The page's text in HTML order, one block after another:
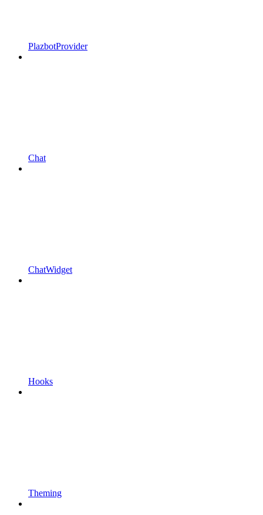
PlazbotProvider
Chat
ChatWidget
Hooks
Theming